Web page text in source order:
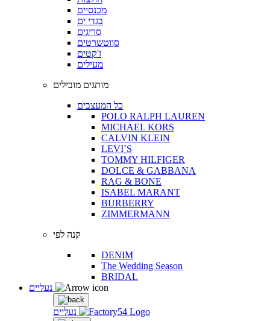
מכנסיים
בגדי ים
סריגים
סווטשרטים
ז'קטים
מעילים
מותגים מובילים
כל המעצבים
POLO RALPH LAUREN
MICHAEL KORS
CALVIN KLEIN
LEVI`S
TOMMY HILFIGER
DOLCE & GABBANA
RAG & BONE
ISABEL MARANT
BURBERRY
ZIMMERMANN
קנה לפי
DENIM
The Wedding Season
BRIDAL
נעליים